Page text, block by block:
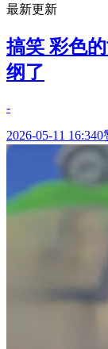
最新更新
搞笑 彩色
纲了
-
2026-05-11 16:340